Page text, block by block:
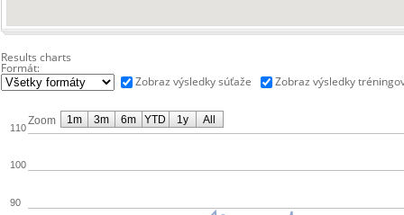
Results charts
Formát:
Zobraz výsledky súťaže
Zobraz výsledky
Zoom
90
100
110
1m 3m 6m YTD 1y All